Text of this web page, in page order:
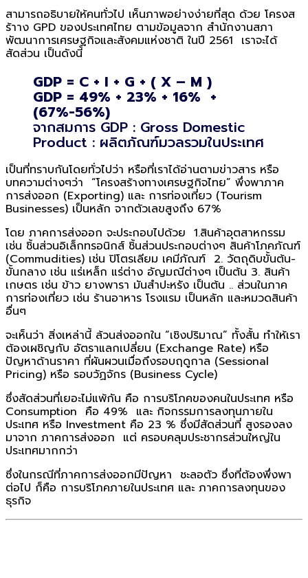
สามารถอธิบายให้คนทั่วไป เห็นภาพอย่างง่ายที่สุด ด้วย โครงส
ร้าาง GPD ของประเทศไทย ตามข้อมูลจาก สำนักงานสภา
พัฒนาการเศรษฐกิจและสังคมแห่งชาติ ในปี 2561 เราจะได้
สัดส่วน เป็นดังนี้
GDP = C + I + G + ( X – M )
GDP = 49% + 23% + 16% +
(67%-56%)
จากสมการ GDP : Gross Domestic
Product : ผลิตภัณฑ์มวลรวมในประเทศ
เป็นที่ทราบกันโดยทั่วไปว่า หรือที่เราได้อ่านตามข่าวสาร หรือ
บทความต่างๆว่า “โครงสร้างทางเศรษฐกิจไทย” พึ่งพาภาค
การส่งออก (Exporting) และ การท่องเที่ยว (Tourism
Businesses) เป็นหลัก จากตัวเลขสูงถึง 67%
โดย ภาคการส่งออก จะประกอบไปด้วย 1.สินค้าอุตสาหกรรม
เช่น ชิ้นส่วนอิเล็กทรอนิกส์ ชิ้นส่วนประกอบต่างๆ สินค้าโภคภัณฑ์
(Commudities) เช่น ปิโตรเลียม เคมีภัณฑ์ 2. วัตถุดิบขั้นต้น-
ขั้นกลาง เช่น แร่เหล็ก แร่ต่าง อัญมณีต่างๆ เป็นต้น 3. สินค้า
เกษตร เช่น ข้าว ยางพารา มันสำปะหรัง เป็นต้น .. ส่วนในภาค
การท่องเที่ยว เช่น ร้านอาหาร โรงแรม เป็นหลัก และหมวดสินค้า
อื่นๆ
จะเห็นว่า สิ่งเหล่านี้ ล้วนส่งออกใน “เชิงปริมาณ” ทั้งสั้น ทำให้เรา
ต้องเผชิญกับ อัตราแลกเปลี่ยน (Exchange Rate) หรือ
ปัญหาด้านราคา ที่ผันผวนเมื่อถึงรอบฤดูกาล (Sessional
Pricing) หรือ รอบวัฏจักร (Business Cycle)
ซึ่งสัดส่วนที่เยอะไม่แพ้กัน คือ การบริโภคของคนในประเทศ หรือ
Consumption คือ 49% และ กิจกรรมการลงทุนภายใน
ประเทศ หรือ Investment คือ 23 % ซึ่งมีสัดส่วนที่ สูงรองลง
มาจาก ภาคการส่งออก แต่ ครอบคลุมประชากรส่วนใหญ่ใน
ประเทศมากกว่า
ซึ่งในกรณีที่ภาคการส่งออกมีปัญหา ชะลอตัว ซึ่งที่ต้องพึ่งพา
ต่อไป ก็คือ การบริโภคภายในประเทศ และ ภาคการลงทุนของ
ธุรกิจ